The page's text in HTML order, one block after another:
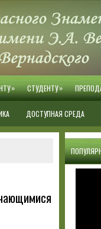
» СТУДЕНТУ»
ДОСТУПНАЯ СРЕДА